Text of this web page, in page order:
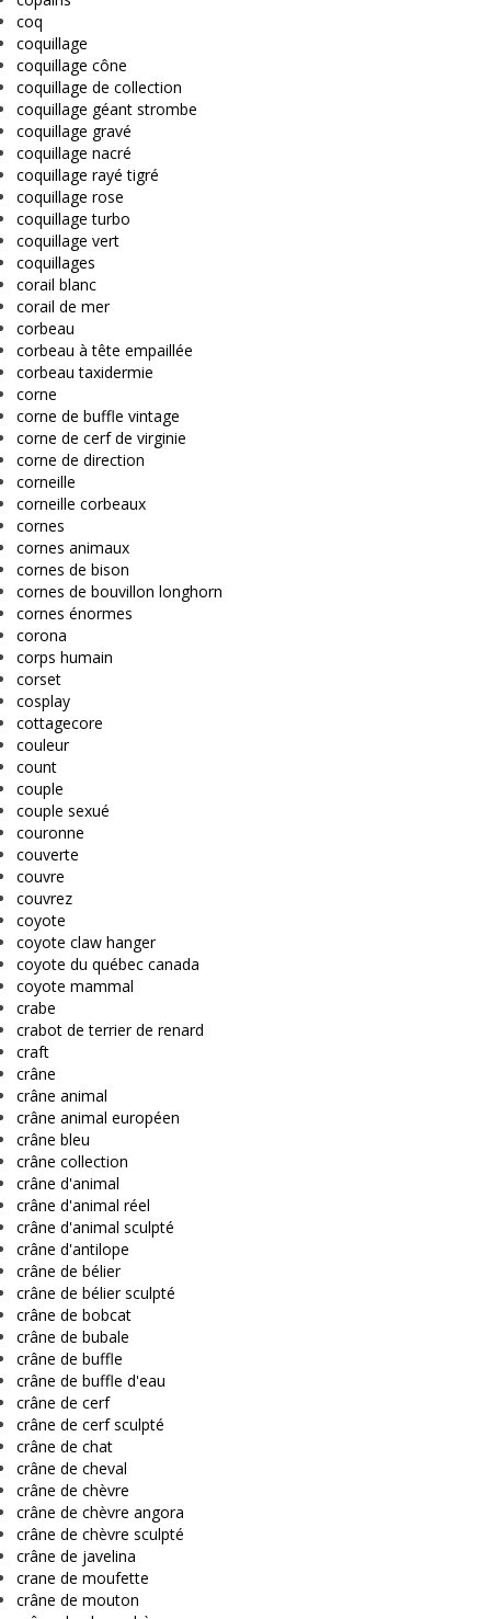
coq
coquillage
coquillage cône
coquillage de collection
coquillage géant strombe
coquillage gravé
coquillage nacré
coquillage rayé tigré
coquillage rose
coquillage turbo
coquillage vert
coquillages
corail blanc
corail de mer
corbeau
corbeau à tête empaillée
corbeau taxidermie
corne
corne de buffle vintage
corne de cerf de virginie
corne de direction
corneille
corneille corbeaux
cornes
cornes animaux
cornes de bison
cornes de bouvillon longhorn
cornes énormes
corona
corps humain
corset
cosplay
cottagecore
couleur
count
couple
couple sexué
couronne
couverte
couvre
couvrez
coyote
coyote claw hanger
coyote du québec canada
coyote mammal
crabe
crabot de terrier de renard
craft
crâne
crâne animal
crâne animal européen
crâne bleu
crâne collection
crâne d'animal
crâne d'animal réel
crâne d'animal sculpté
crâne d'antilope
crâne de bélier
crâne de bélier sculpté
crâne de bobcat
crâne de bubale
crâne de buffle
crâne de buffle d'eau
crâne de cerf
crâne de cerf sculpté
crâne de chat
crâne de cheval
crâne de chèvre
crâne de chèvre angora
crâne de chèvre sculpté
crâne de javelina
crane de moufette
crâne de mouton